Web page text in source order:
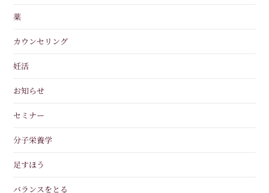
薬
カウンセリング
妊活
お知らせ
セミナー
分子栄養学
足すほう
バランスをとる